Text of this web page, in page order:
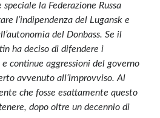
la Federazione Russa
l’indipendenza del Lugansk e
del Donbass. Se il
ha deciso di difendere i
continue aggressioni del governo
avvenuto all’improvviso. Al
che fosse esattamente questo
dopo oltre un decennio di